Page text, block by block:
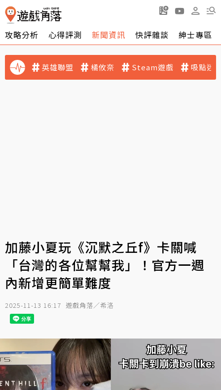
攻略分析 心得評測 新聞資訊 快評雜談 紳士專區
英雄聯盟 橘攸奈 Steam遊戲 吸點迷
加藤小夏玩《沉默之丘f》卡關喊
「台灣的各位幫幫我」！官方一週
內新增更簡單難度
2025-11-13 16:17 遊戲角落／希洛